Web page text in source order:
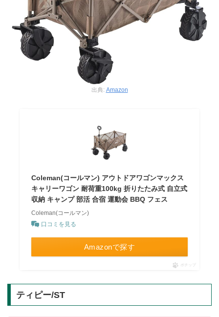
出典: Amazon
Coleman(コールマン) アウトドアワゴンマックス
キャリーワゴン 耐荷重100kg 折りたたみ式 自立式
収納 キャンプ 部活 合宿 運動会 BBQ フェス
Coleman(コールマン)
口コミを見る
Amazonで探す
ポチップ
ティピー/ST